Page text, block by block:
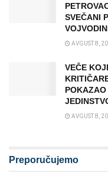
SVEČANI
AVGUST 8,
VEČE
POKAZAO
AVGUST 8,
Preporučujemo